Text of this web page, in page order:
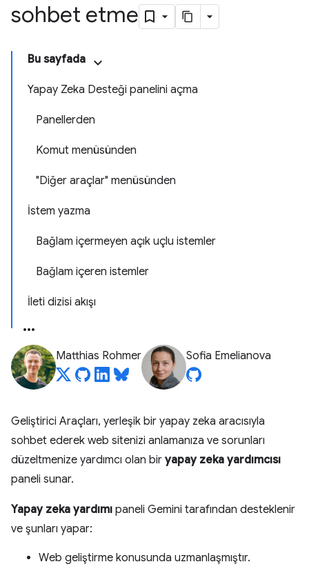
sohbet etme
Bu sayfada
Yapay Zeka Desteği panelini açma
Panellerden
Komut menüsünden
"Diğer araçlar" menüsünden
İstem yazma
Bağlam içermeyen açık uçlu istemler
Bağlam içeren istemler
İleti dizisi akışı
Matthias Rohmer Sofia Emelianova
Geliştirici Araçları, yerleşik bir yapay zeka aracısıyla
sohbet ederek web sitenizi anlamanıza ve sorunları
düzeltmenize yardımcı olan bir yapay zeka yardımcısı
paneli sunar.
Yapay zeka yardımı paneli Gemini tarafından desteklenir
ve şunları yapar:
Web geliştirme konusunda uzmanlaşmıştır.